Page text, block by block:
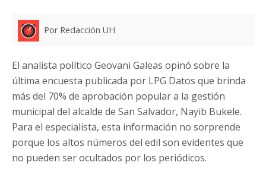
Por Redacción UH
El analista político Geovani Galeas opinó sobre la
última encuesta publicada por LPG Datos que brinda
más del 70% de aprobación popular a la gestión
municipal del alcalde de San Salvador, Nayib Bukele.
Para el especialista, esta información no sorprende
porque los altos números del edil son evidentes que
no pueden ser ocultados por los periódicos.